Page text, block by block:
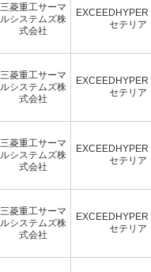
三菱重工サーマ
ルシステムズ株
式会社
EXCEEDHYPER
セテリア
三菱重工サーマ
ルシステムズ株
式会社
EXCEEDHYPER
セテリア
三菱重工サーマ
ルシステムズ株
式会社
EXCEEDHYPER
セテリア
三菱重工サーマ
ルシステムズ株
式会社
EXCEEDHYPER
セテリア